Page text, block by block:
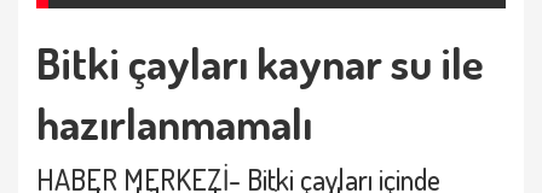
Bitki çayları kaynar su ile
hazırlanmamalı
HABER MERKEZİ- Bitki çayları içinde